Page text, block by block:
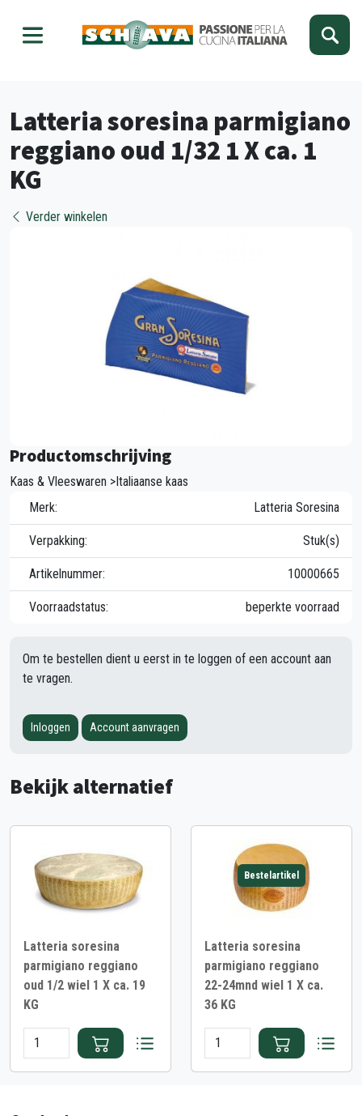
Latteria soresina parmigiano
reggiano oud 1/32 1 X ca. 1
KG
Verder winkelen
Productomschrijving
Kaas & Vleeswaren >Italiaanse kaas
Merk:
Latteria Soresina
Verpakking: Stuk(s)
Artikelnummer: 10000665
Voorraadstatus: beperkte voorraad
Om te bestellen dient u eerst in te loggen of een account aan
te vragen.
Inloggen Account aanvragen
Bekijk alternatief
Latteria soresina
parmigiano reggiano
oud 1/2 wiel 1 X ca. 19
KG
Bestelartikel
Latteria soresina
parmigiano reggiano
22-24mnd wiel 1 X ca.
36 KG